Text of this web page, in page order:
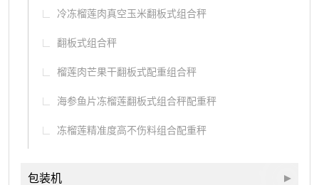
冷冻榴莲肉真空玉米翻板式组合秤
翻板式组合秤
榴莲肉芒果干翻板式配重组合秤
海参鱼片冻榴莲翻板式组合秤配重秤
冻榴莲精准度高不伤料组合配重秤
包装机